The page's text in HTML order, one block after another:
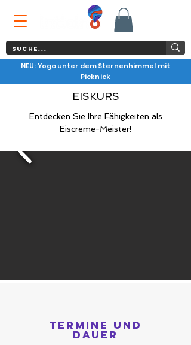
NEU: Yoga unter dem Sternenhimmel mit
Picknick
EISKURS
Entdecken Sie Ihre Fähigkeiten als
Eiscreme-Meister!
TERMINE und
Dauer